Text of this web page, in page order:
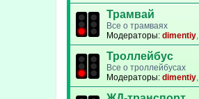
Трамвай
Все о трамваях
Модераторы: dimentiy,
Троллейбус
Все о троллейбусах
Модераторы: dimentiy,